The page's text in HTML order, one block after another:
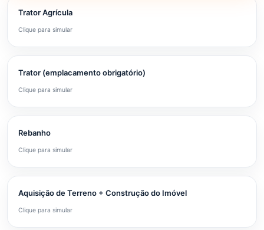
Trator Agrícula
Clique para simular
Trator (emplacamento obrigatório)
Clique para simular
Rebanho
Clique para simular
Aquisição de Terreno + Construção do Imóvel
Clique para simular